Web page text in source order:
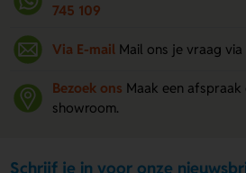
745 109
Via E-mail Mail ons je vraag via
Bezoek ons Maak een
showroom.
Schrijf je in voor onze